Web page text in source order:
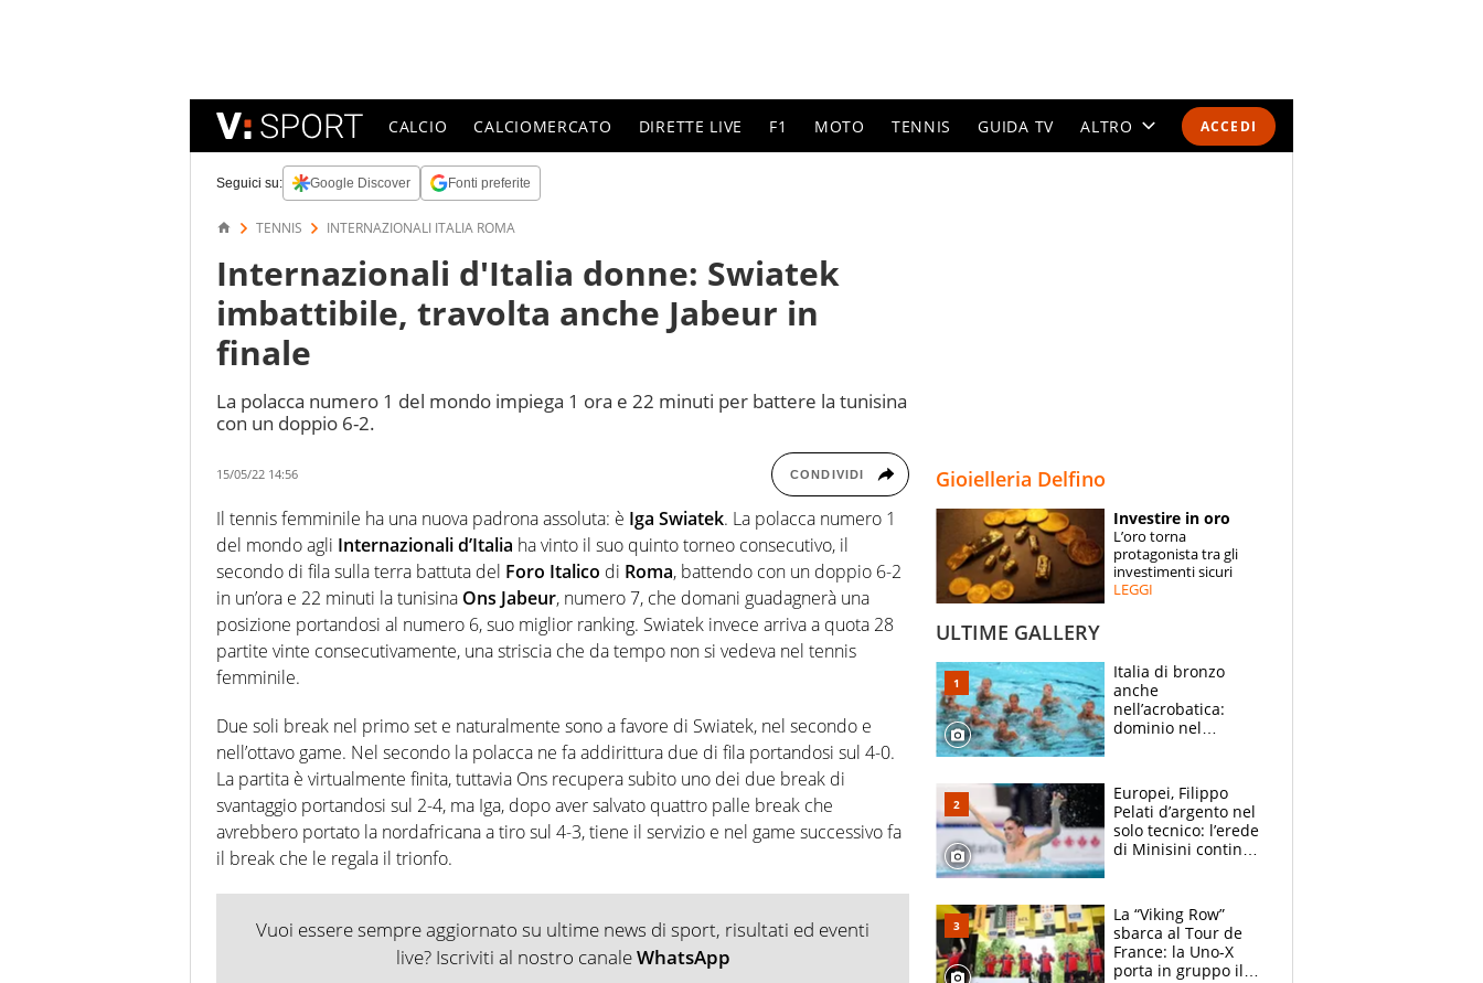
ACCEDI
CALCIO CALCIOMERCATO DIRETTE LIVE F1 MOTO TENNIS GUIDA TV ALTRO
SPECIALI
ESPERTI
Seguici su: Google Discover Fonti preferite
TENNIS INTERNAZIONALI ITALIA ROMA
Internazionali d'Italia donne: Swiatek
imbattibile, travolta anche Jabeur in
finale
La polacca numero 1 del mondo impiega 1 ora e 22 minuti per battere la tunisina
con un doppio 6-2.
15/05/22 14:56 CONDIVIDI
Il tennis femminile ha una nuova padrona assoluta: è Iga Swiatek. La polacca numero 1
del mondo agli Internazionali d’Italia ha vinto il suo quinto torneo consecutivo, il
secondo di fila sulla terra battuta del Foro Italico di Roma, battendo con un doppio 6-2
in un’ora e 22 minuti la tunisina Ons Jabeur, numero 7, che domani guadagnerà una
posizione portandosi al numero 6, suo miglior ranking. Swiatek invece arriva a quota 28
partite vinte consecutivamente, una striscia che da tempo non si vedeva nel tennis
femminile.
Due soli break nel primo set e naturalmente sono a favore di Swiatek, nel secondo e
nell’ottavo game. Nel secondo la polacca ne fa addirittura due di fila portandosi sul 4-0.
La partita è virtualmente finita, tuttavia Ons recupera subito uno dei due break di
svantaggio portandosi sul 2-4, ma Iga, dopo aver salvato quattro palle break che
avrebbero portato la nordafricana a tiro sul 4-3, tiene il servizio e nel game successivo fa
il break che le regala il trionfo.
Vuoi essere sempre aggiornato su ultime news di sport, risultati ed eventi
live? Iscriviti al nostro canaleWhatsApp
Gioielleria Delfino
Investire in oro
L’oro torna
protagonista tra gli
investimenti sicuri
LEGGI
ULTIME GALLERY
Italia di bronzo
anche
nell’acrobatica:
dominio nel
e compagni
continuare
Europei, Filippo
Pelati d’argento nel
solo tecnico: l’erede
di Minisini continua
mirino
La “Viking Row”
sbarca al Tour de
France: la Uno-X
porta in gruppo il